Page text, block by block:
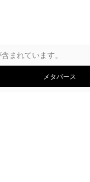
まれています。
メタバース